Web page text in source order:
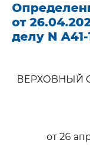
от
делу N А41-
ВЕРХОВНЫЙ
от 26